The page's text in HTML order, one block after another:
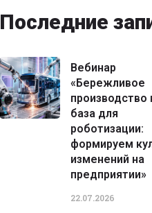
Последние
Вебинар
«Бережливое
производство
база для
роботизации:
формируем
изменений на
предприятии»
22.07.2026